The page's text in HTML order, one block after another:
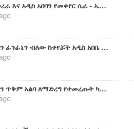
የመሬት ወረራ እና አዲስ አበባን የመቀየር ሴራ - ኤርሚያስ ለገሰ
አዲስ አበባን ፊንፊኔን ብለው ከቀየሯት አዲስ አበቤ ያልቅልሀል - ኤርሚያስ ለገሰ
አዲስ አበባን ጥቅም አልባ ለማድረግ የተመረጡት ካቢኒዎች - ኤርሚያስ ለገሰ